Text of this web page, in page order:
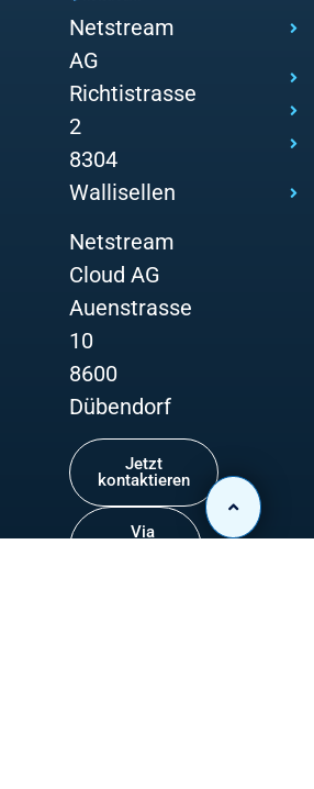
Netstream
AG
Richtistrasse
2
8304
Wallisellen
Netstream
Cloud AG
Auenstrasse
10
8600
Dübendorf
Jetzt
kontaktieren
Via